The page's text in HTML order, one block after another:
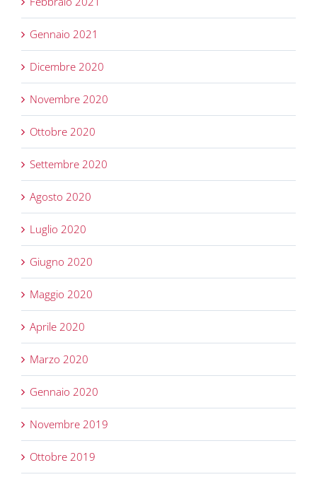
Gennaio 2021
Dicembre 2020
Novembre 2020
Ottobre 2020
Settembre 2020
Agosto 2020
Luglio 2020
Giugno 2020
Maggio 2020
Aprile 2020
Marzo 2020
Gennaio 2020
Novembre 2019
Ottobre 2019